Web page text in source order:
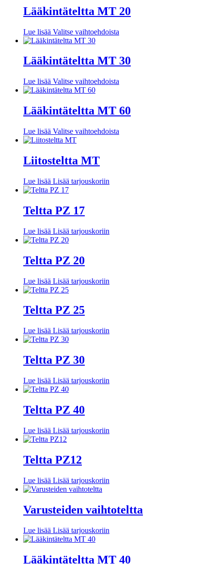
Lääkintäteltta MT 20
Lue lisää Valitse vaihtoehdoista
useampi
muunnelma.
tehdä
sivulla.
Lääkintäteltta MT 30
Lue lisää Valitse vaihtoehdoista
useampi
muunnelma.
tehdä
Lääkintäteltta MT 60
Lue lisää Valitse vaihtoehdoista
Liitosteltta MT
Lue lisää Lisää tarjouskoriin
Teltta PZ 17
Lue lisää Lisää tarjouskoriin
Teltta PZ 20
Lue lisää Lisää tarjouskoriin
Teltta PZ 25
Lue lisää Lisää tarjouskoriin
Teltta PZ 30
Lue lisää Lisää tarjouskoriin
Teltta PZ 40
Lue lisää Lisää tarjouskoriin
Teltta PZ12
Lue lisää Lisää tarjouskoriin
Varusteiden vaihtoteltta
Lue lisää Lisää tarjouskoriin
Lääkintäteltta MT 40